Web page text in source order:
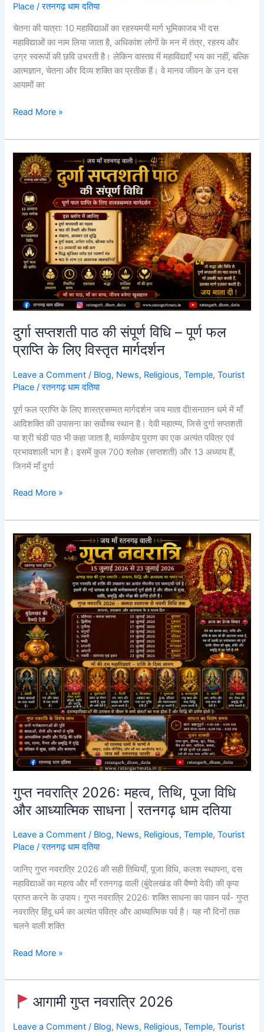
Place /रतनगढ़ धाम दतिया
चेतना की यात्रा: 10 महाविद्याओं का रहस्यमयी मार्ग भूमिकाजब भी दस
महाविद्याओं का नाम लिया जाता है, अधिकांश लोगों के मन में तंत्र, रहस्य और
उग्र स्वरूपों की छवि उभरती है। लेकिन वास्तव में महाविद्याएँ भय का नहीं, बल्कि
आत्मज्ञान, चेतना और दिव्य शक्ति का प्रतीक हैं। वे मानव जीवन के उन दस
आयामों का
Read More »
दुर्गा सप्तशती पाठ की संपूर्ण विधि – पूर्ण फल
प्राप्ति के लिए विस्तृत मार्गदर्शन
Leave a Comment / Blog, News, Religious,Temple,Tourist
Place /रतनगढ़ धाम दतिया
पूर्ण फल प्राप्ति के लिए शास्त्रसम्मत मार्गदर्शन जय माता दी!सनातन धर्म में माँ
आदिशक्ति की उपासना का सर्वोच्च स्थान है। देवी महात्म्य, जिसे दुर्गा सप्तशती
या श्री चंडी पाठ भी कहा जाता है, मार्कण्डेय पुराण का एक अत्यंत पवित्र एवं
प्रभावशाली भाग है। इसमें कुल 700 श्लोक (सप्तशती) और 13 अध्याय हैं,
जिनमें माँ दुर्गा
दुर्गा
सप्तशती
संपूर्ण
विधि
फल
के
विस्तृत
मार्गदर्शन
Read More »
गुप्त नवरात्रि 2026: महत्व, तिथि, पूजा विधि
और आध्यात्मिक साधना | रतनगढ़ धाम दतिया
Leave a Comment / Blog, News, Religious,Temple,Tourist
Place /रतनगढ़ धाम दतिया
जानिए गुप्त नवरात्रि 2026 की सही तिथियाँ, पूजा विधि, कलश स्थापना, दस
महाविद्याओं का महत्व और माँ रतनगढ़ वाली (बुंदेलखंड की वैष्णो देवी) की कृपा
प्राप्त करने के उपाय। गुप्त नवरात्रि 2026: शक्ति साधना का पावन पर्व- गुप्त
नवरात्रि हिंदू धर्म का अत्यंत पवित्र और आध्यात्मिक पर्व है। यह नौ दिनों तक
चलने वाली शक्ति
गुप्त
नवरात्रि
2026:
महत्व,
तिथि,
पूजा
विधि
आध्यात्मिक
साधना
रतनगढ़
धाम
दतिया
Read More »
आगामी गुप्त नवरात्रि 2026
Leave a Comment / Blog, News, Religious,Temple,Tourist
गुप्त